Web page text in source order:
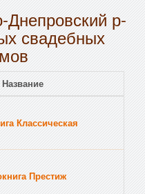
р-
свадебных
Название
Классическая
Престиж